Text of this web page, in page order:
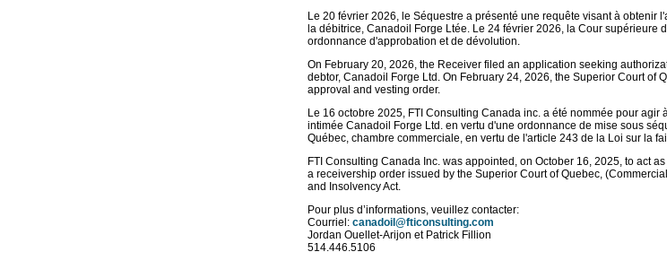
Le 20 février 2026, le Séquestre a présenté une requête visant à obtenir
la débitrice, Canadoil Forge Ltée. Le 24 février 2026, la Cour supérieure
ordonnance d'approbation et de dévolution.
On February 20, 2026, the Receiver filed an application seeking
debtor, Canadoil Forge Ltd. On February 24, 2026, the Superior Court of
approval and vesting order.
Le 16 octobre 2025, FTI Consulting Canada inc. a été nommée pour agir
intimée Canadoil Forge Ltd. en vertu d'une ordonnance de mise sous
Québec, chambre commerciale, en vertu de l'article 243 de la Loi sur la
FTI Consulting Canada Inc. was appointed, on October 16, 2025, to act
a receivership order issued by the Superior Court of Quebec,
and Insolvency Act.
Pour plus d’informations, veuillez contacter:
Courriel: canadoil@fticonsulting.com
Jordan Ouellet-Arijon et Patrick Fillion
514.446.5106